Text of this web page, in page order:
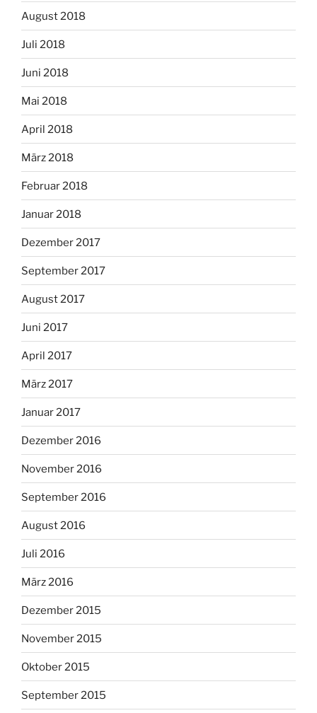
August 2018
Juli 2018
Juni 2018
Mai 2018
April 2018
März 2018
Februar 2018
Januar 2018
Dezember 2017
September 2017
August 2017
Juni 2017
April 2017
März 2017
Januar 2017
Dezember 2016
November 2016
September 2016
August 2016
Juli 2016
März 2016
Dezember 2015
November 2015
Oktober 2015
September 2015